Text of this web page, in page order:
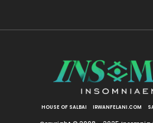
HOUSE OF SALBAI IRWANFELANI.COM